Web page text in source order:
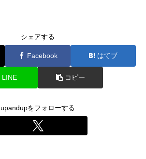
シェアする
Facebook はてブ
LINE コピー
upandupをフォローする